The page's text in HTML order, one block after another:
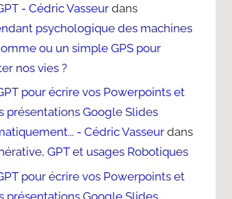
- Cédric Vasseurdans
psychologique des machines
ou un simple GPS pour
nos vies ?
pour écrire vos Powerpoints et
présentations Google Slides
- Cédric Vasseurdans
GPT et usages Robotiques
pour écrire vos Powerpoints et